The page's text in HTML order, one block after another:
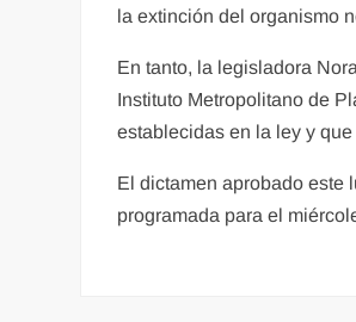
la extinción del organismo
En tanto, la legisladora
Instituto Metropolitano de
establecidas en la ley y
El dictamen aprobado este
programada para el